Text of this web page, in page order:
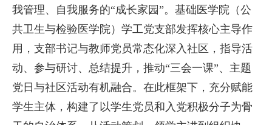
我管理、自我服务的“成长家园”。基础医学院（公
共卫生与检验医学院）学工党支部发挥核心主导作
用，支部书记与教师党员常态化深入社区，指导活
动、参与研讨、总结提升，推动“三会一课”、主题
党日与社区活动有机融合。在此框架下，充分赋能
学生主体，构建了以学生党员和入党积极分子为骨